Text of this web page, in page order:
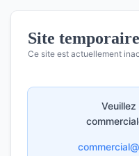
Site
Ce site est actuellement